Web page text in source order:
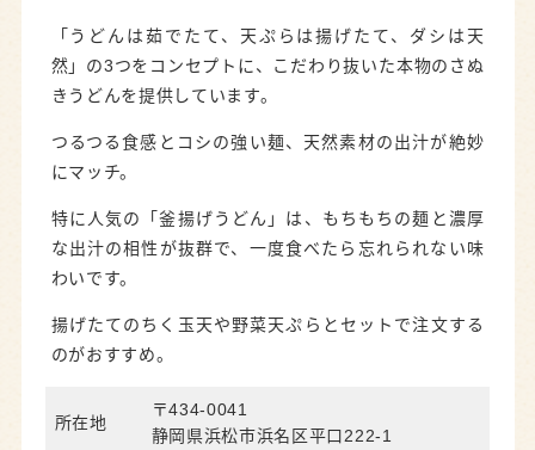
「うどんは茹でたて、天ぷらは揚げたて、ダシは天
然」の3つをコンセプトに、こだわり抜いた本物のさぬ
きうどんを提供しています。
つるつる食感とコシの強い麺、天然素材の出汁が絶妙
にマッチ。
特に人気の「釜揚げうどん」は、もちもちの麺と濃厚
な出汁の相性が抜群で、一度食べたら忘れられない味
わいです。
揚げたてのちく玉天や野菜天ぷらとセットで注文する
のがおすすめ。
所在地
〒434-0041
静岡県浜松市浜名区平口222-1